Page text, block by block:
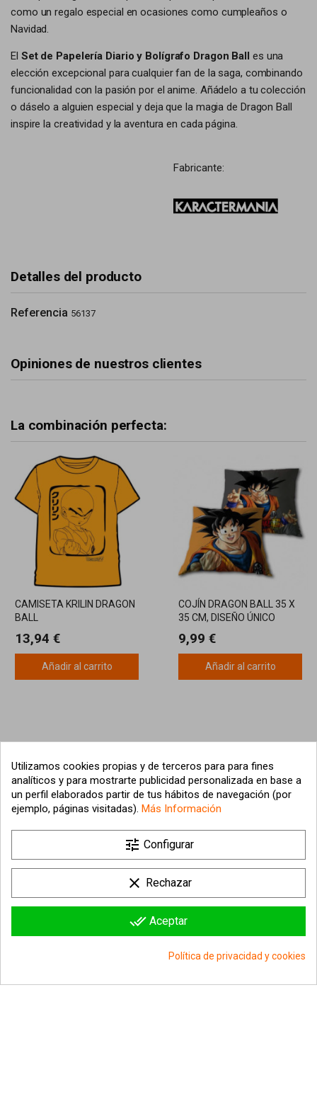
como un regalo especial en ocasiones como cumpleaños o
Navidad.
El Set de Papelería Diario y Bolígrafo Dragon Ball es una
elección excepcional para cualquier fan de la saga, combinando
funcionalidad con la pasión por el anime. Añádelo a tu colección
o dáselo a alguien especial y deja que la magia de Dragon Ball
inspire la creatividad y la aventura en cada página.
Fabricante:
Detalles del producto
Referencia 56137
Opiniones de nuestros clientes
La combinación perfecta:
CAMISETA KRILIN DRAGON
BALL
13,94 €
Añadir al carrito
COJÍN DRAGON BALL 35 X
35 CM, DISEÑO ÚNICO
9,99 €
Añadir al carrito
Información sobre la tienda 
Utilizamos cookies propias y de terceros para para fines
analíticos y para mostrarte publicidad personalizada en base a
un perfil elaborados partir de tus hábitos de navegación (por
ejemplo, páginas visitadas). Más Información
tune Configurar
clear Rechazar
done_all Aceptar
Política de privacidad y cookies